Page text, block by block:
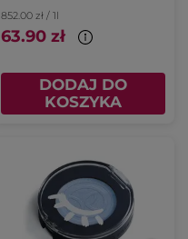
852.00 zł / 1l
63.90 zł
DODAJ DO
KOSZYKA